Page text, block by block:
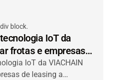
block.
IoT da
frotas e empresas
o valor da frota
IoT da VIACHAIN
de leasing a